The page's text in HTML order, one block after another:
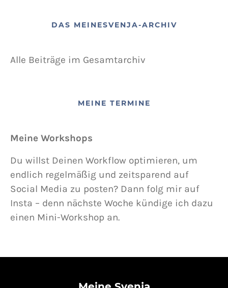
DAS MEINESVENJA-ARCHIV
Alle Beiträge im Gesamtarchiv
MEINE TERMINE
Meine Workshops
Du willst Deinen Workflow optimieren, um
endlich regelmäßig und zeitsparend auf
Social Media zu posten? Dann folg mir auf
Insta – denn nächste Woche kündige ich dazu
einen Mini-Workshop an.